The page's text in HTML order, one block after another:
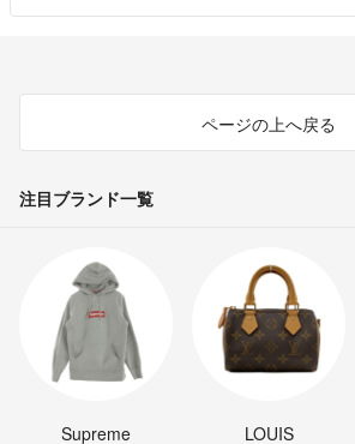
ページの上へ戻る
注目ブランド一覧
Supreme
LOUIS